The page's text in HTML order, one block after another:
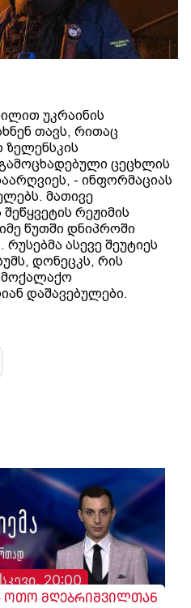
უკრაინის
თავს, რითაც
ცეცხლის
- ინფორმაციას
მათივე
რეჟიმის
წუთში დნიპროში
რუსებმა ასევე შეუტიეს
დონეცკს, რის
დაშავებულები.
20:00
ოთო მღებრიშვილთან